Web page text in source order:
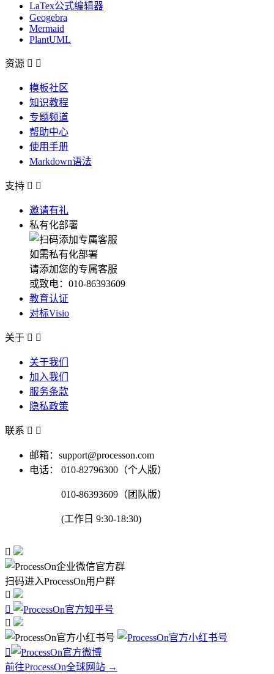
LaTex公式编辑器
Geogebra
Mermaid
PlantUML
资源  
模板社区
知识教程
专题频道
帮助中心
使用手册
Markdown语法
支持  
邀请有礼
私有化部署
如需私有化部署
请添加您的专属客服
或致电：010-86393609
教育认证
对标Visio
关于  
关于我们
加入我们
服务条款
隐私政策
联系  
邮箱：support@processon.com
电话：
010-82796300（个人版）
010-86393609（团队版）
(工作日 9:30-18:30)

扫码进入ProcessOn用户群




前往ProcessOn全球网站 →